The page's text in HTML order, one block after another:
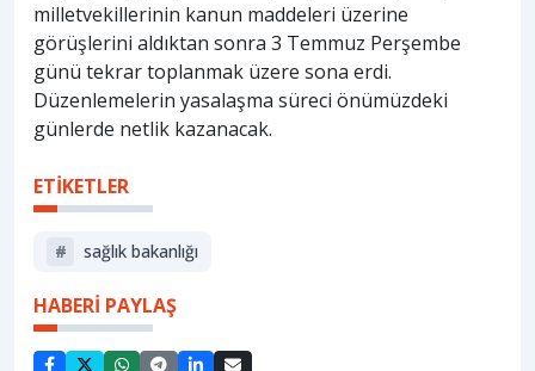
milletvekillerinin kanun maddeleri üzerine
görüşlerini aldıktan sonra 3 Temmuz Perşembe
günü tekrar toplanmak üzere sona erdi.
Düzenlemelerin yasalaşma süreci önümüzdeki
günlerde netlik kazanacak.
ETİKETLER
# sağlik bakanliği
HABERİ PAYLAŞ